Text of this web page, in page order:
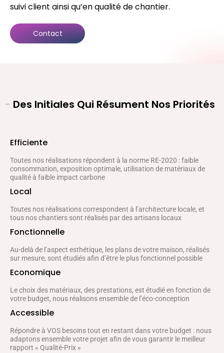
suivi client ainsi qu’en qualité de chantier.
Contact
- Des Initiales Qui Résument Nos Priorités
Efficiente
Toutes nos réalisations répondent à la norme RE-2020 : faible
consommation, exposition optimale, utilisation de matériaux de
qualité à faible impact carbone
Local
Toutes nos réalisations correspondent à l’architecture locale, et
tous nos chantiers sont réalisés par des artisans locaux
Fonctionnelle
Au-delà de l’aspect esthétique, les plans de votre maison, réalisés
sur mesure, sont étudiés afin d’être le plus fonctionnel possible
Economique
Le choix des matériaux, des prestations, est étudié en fonction de
votre budget, nous réalisons ensemble de l’éco-conception
Accessible
Répondre à VOS besoins tout en restant dans votre budget : nous
adaptons ensemble votre projet afin de vous garantir le meilleur
rapport « Qualité-Prix »